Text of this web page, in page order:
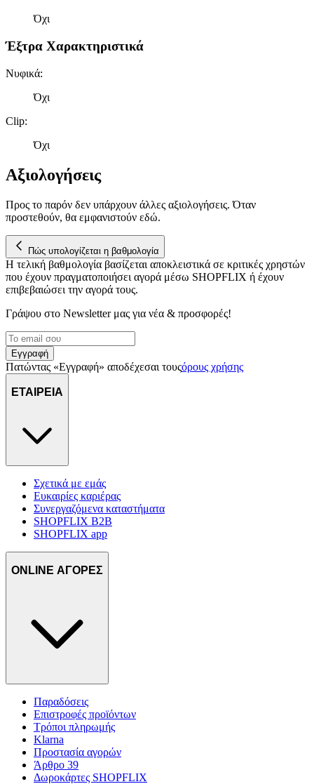
πληροφορίες σχετικά με την από μέρους σας χρήση της
δικτύωσης, διαφημίσεων και ανάλυσης.
Όχι
Έξτρα Χαρακτηριστικά
Νυφικά:
Όχι
Clip:
Όχι
Αξιολογήσεις
Προς το παρόν δεν υπάρχουν άλλες αξιολογήσεις. Όταν
προστεθούν, θα εμφανιστούν εδώ.
Πώς υπολογίζεται η βαθμολογία
Η τελική βαθμολογία βασίζεται αποκλειστικά σε κριτικές χρηστών
που έχουν πραγματοποιήσει αγορά μέσω SHOPFLIX ή έχουν
επιβεβαιώσει την αγορά τους.
Γράψου στο Νewsletter μας για νέα & προσφορές!
Εγγραφή
Πατώντας «Εγγραφή» αποδέχεσαι τουςόρους χρήσης
ΕΤΑΙΡΕΙΑ
Σχετικά με εμάς
Ευκαιρίες καριέρας
Συνεργαζόμενα καταστήματα
SHOPFLIX B2B
SHOPFLIX app
ONLINE ΑΓΟΡΕΣ
Παραδόσεις
Επιστροφές προϊόντων
Τρόποι πληρωμής
Klarna
Προστασία αγορών
Άρθρο 39
Δωροκάρτες SHOPFLIX